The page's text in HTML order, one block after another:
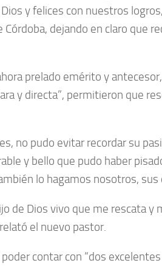
y felices con nuestros
dejando en claro
prelado emérito y
y directa”, permitieron que
no pudo evitar recordar su
y bello que pudo haber
lo hagamos nosotros, sus
de Dios vivo que me rescata
el nuevo pastor.
contar con “dos